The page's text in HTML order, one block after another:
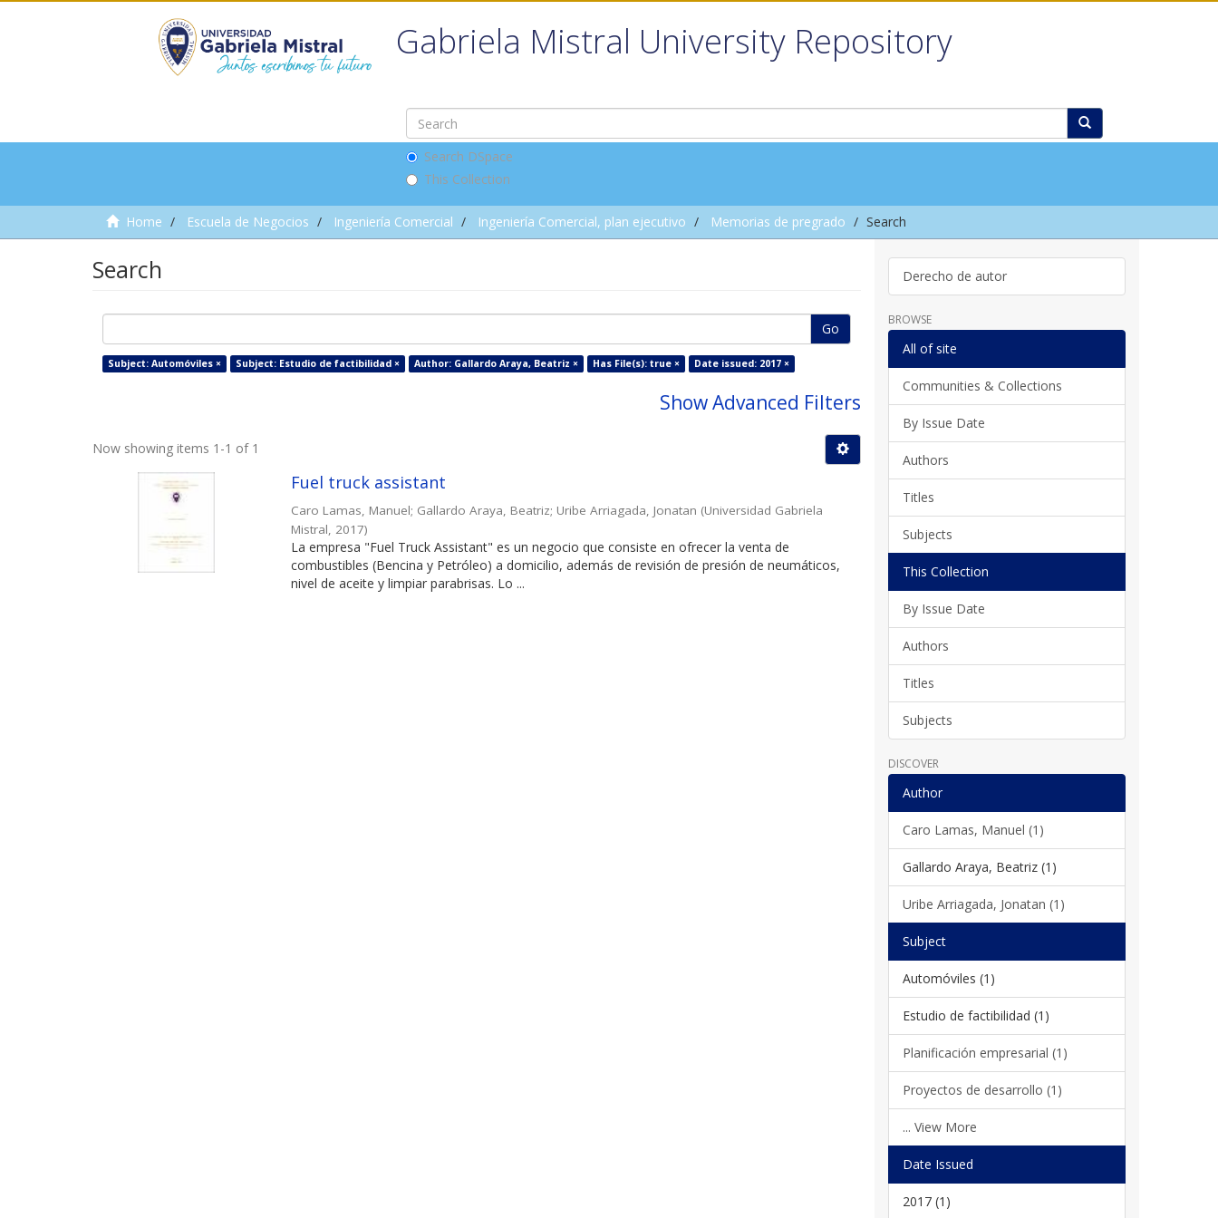
Gabriela Mistral University Repository
Search DSpace
This Collection
Home Escuela de Negocios Ingeniería Comercial Ingeniería Comercial, plan ejecutivo Memorias de pregrado Search
Search
Go
Subject: Automóviles × Subject: Estudio de factibilidad × Author: Gallardo Araya, Beatriz × Has File(s): true × Date issued: 2017 ×
Show Advanced Filters
Now showing items 1-1 of 1
Fuel truck assistant
Caro Lamas, Manuel; Gallardo Araya, Beatriz; Uribe Arriagada, Jonatan (Universidad Gabriela
Mistral 2017)
La empresa "Fuel Truck Assistant" es un negocio que consiste en ofrecer la venta de
combustibles (Bencina y Petróleo) a domicilio, además de revisión de presión de neumáticos,
nivel de aceite y limpiar parabrisas. Lo ...
Derecho de autor
BROWSE
All of site
Communities & Collections
By Issue Date
Authors
Titles
Subjects
This Collection
By Issue Date
Authors
Titles
Subjects
DISCOVER
Author
Caro Lamas, Manuel (1)
Gallardo Araya, Beatriz (1)
Uribe Arriagada, Jonatan (1)
Subject
Automóviles (1)
Estudio de factibilidad (1)
Planificación empresarial (1)
Proyectos de desarrollo (1)
... View More
Date Issued
2017 (1)